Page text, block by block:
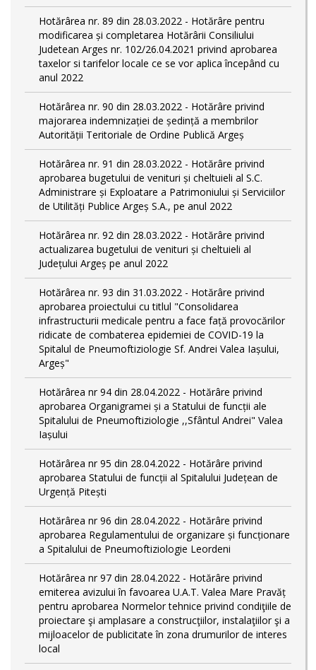
Hotărârea nr. 89 din 28.03.2022 - Hotărâre pentru
modificarea și completarea Hotărârii Consiliului
Judetean Arges nr. 102/26.04.2021 privind aprobarea
taxelor si tarifelor locale ce se vor aplica începând cu
anul 2022
Hotărârea nr. 90 din 28.03.2022 - Hotărâre privind
majorarea indemnizației de ședință a membrilor
Autorității Teritoriale de Ordine Publică Argeș
Hotărârea nr. 91 din 28.03.2022 - Hotărâre privind
aprobarea bugetului de venituri și cheltuieli al S.C.
Administrare și Exploatare a Patrimoniului și Serviciilor
de Utilități Publice Argeș S.A., pe anul 2022
Hotărârea nr. 92 din 28.03.2022 - Hotărâre privind
actualizarea bugetului de venituri și cheltuieli al
Județului Argeș pe anul 2022
Hotărârea nr. 93 din 31.03.2022 - Hotărâre privind
aprobarea proiectului cu titlul "Consolidarea
infrastructurii medicale pentru a face față provocărilor
ridicate de combaterea epidemiei de COVID-19 la
Spitalul de Pneumoftiziologie Sf. Andrei Valea Iașului,
Argeș"
Hotărârea nr 94 din 28.04.2022 - Hotărâre privind
aprobarea Organigramei și a Statului de funcții ale
Spitalului de Pneumoftiziologie ,,Sfântul Andrei" Valea
Iașului
Hotărârea nr 95 din 28.04.2022 - Hotărâre privind
aprobarea Statului de funcții al Spitalului Județean de
Urgență Pitești
Hotărârea nr 96 din 28.04.2022 - Hotărâre privind
aprobarea Regulamentului de organizare și funcționare
a Spitalului de Pneumoftiziologie Leordeni
Hotărârea nr 97 din 28.04.2022 - Hotărâre privind
emiterea avizului în favoarea U.A.T. Valea Mare Pravăț
pentru aprobarea Normelor tehnice privind condiţiile de
proiectare şi amplasare a construcţiilor, instalaţiilor şi a
mijloacelor de publicitate în zona drumurilor de interes
local